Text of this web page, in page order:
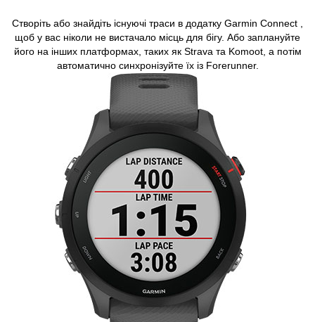
Створіть або знайдіть існуючі траси в додатку Garmin Connect ,
щоб у вас ніколи не вистачало місць для бігу. Або заплануйте
його на інших платформах, таких як Strava та Komoot, а потім
автоматично синхронізуйте їх із Forerunner.